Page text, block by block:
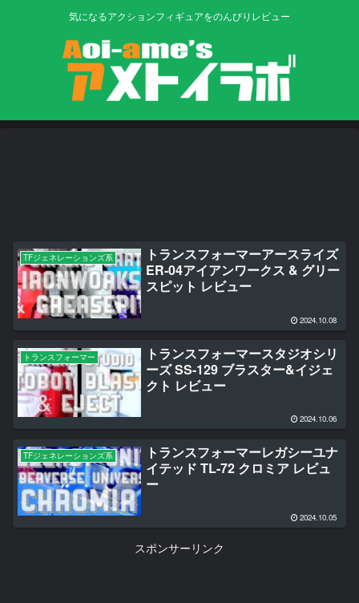
気になるアクションフィギュアをのんびりレビュー
TFジェネレーションズ系
トランスフォーマーアースライズ
ER-04アイアンワークス & グリー
スピット レビュー
2024.10.08
トランスフォーマー
トランスフォーマースタジオシリ
ーズ SS-129 ブラスター&イジェ
クト レビュー
2024.10.06
TFジェネレーションズ系
トランスフォーマーレガシーユナ
イテッド TL-72 クロミア レビュ
ー
2024.10.05
スポンサーリンク